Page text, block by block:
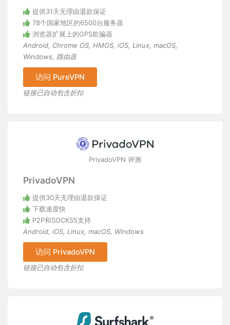
提供31天无理由退款保证
78个国家地区的6500台服务器
浏览器扩展上的GPS欺骗器
Android, Chrome OS, HMOS, iOS, Linux, macOS,
Windows, 路由器
访问 PureVPN
链接已自动包含折扣
PrivadoVPN 评测
PrivadoVPN
提供30天无理由退款保证
下载速度快
P2P和SOCKS5支持
Android, iOS, Linux, macOS, Windows
访问 PrivadoVPN
链接已自动包含折扣